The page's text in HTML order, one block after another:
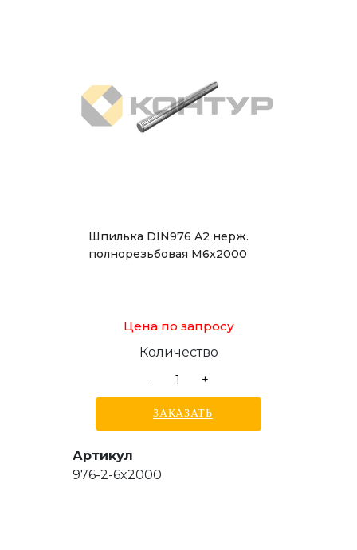
Шпилька DIN976 A2 нерж.
полнорезьбовая М6x2000
Цена по запросу
Количество
-
+
ЗАКАЗАТЬ
Артикул
976-2-6x2000